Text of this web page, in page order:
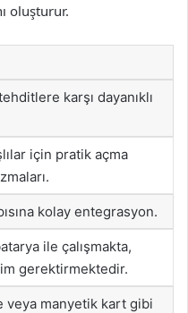
oluşturur.
karşı dayanıklı
için pratik açma
kolay entegrasyon.
ile çalışmakta,
gerektirmektedir.
veya manyetik kart gibi